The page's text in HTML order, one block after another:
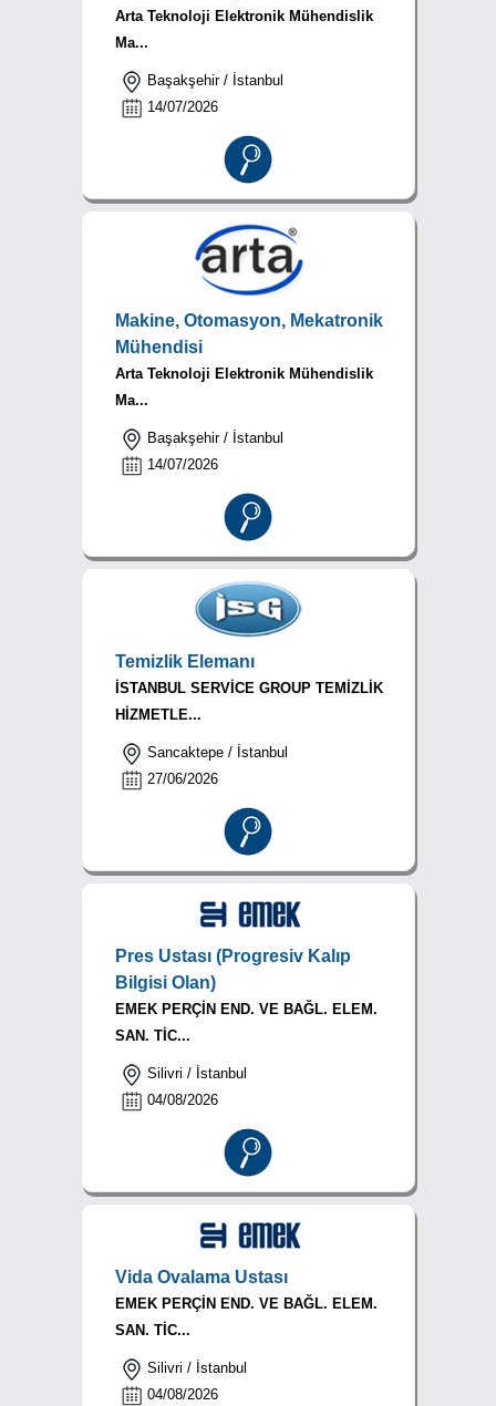
Arta Teknoloji Elektronik Mühendislik
Ma...
Başakşehir / İstanbul
14/07/2026
Makine, Otomasyon, Mekatronik
Mühendisi
Arta Teknoloji Elektronik Mühendislik
Ma...
Başakşehir / İstanbul
14/07/2026
Temizlik Elemanı
İSTANBUL SERVİCE GROUP TEMİZLİK
HİZMETLE...
Sancaktepe / İstanbul
27/06/2026
Pres Ustası (Progresiv Kalıp
Bilgisi Olan)
EMEK PERÇİN END. VE BAĞL. ELEM.
SAN. TİC...
Silivri / İstanbul
04/08/2026
Vida Ovalama Ustası
EMEK PERÇİN END. VE BAĞL. ELEM.
SAN. TİC...
Silivri / İstanbul
04/08/2026